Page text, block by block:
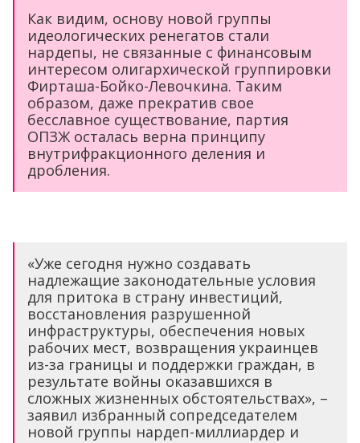
Как видим, основу новой группы
идеологических ренегатов стали
нардепы, не связанные с финансовым
интересом олигархической группировки
Фирташа-Бойко-Левочкина. Таким
образом, даже прекратив свое
бесславное существование, партия
ОПЗЖ осталась верна принципу
внутрифракционного деления и
дробления.
«Уже сегодня нужно создавать
надлежащие законодательные условия
для притока в страну инвестиций,
восстановления разрушенной
инфраструктуры, обеспечения новых
рабочих мест, возвращения украинцев
из-за границы и поддержки граждан, в
результате войны оказавшихся в
сложных жизненных обстоятельствах», –
заявил избранный сопредседателем
новой группы нардеп-миллиардер и